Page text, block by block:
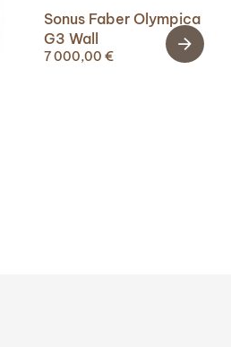
Sonus Faber Olympica
G3 Wall
7 000,00 €